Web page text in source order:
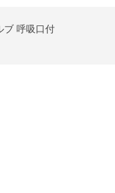
ブ 呼吸口付